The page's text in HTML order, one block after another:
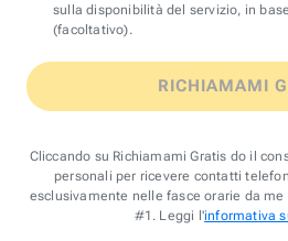
sulla disponibilità del servizio, in
(facoltativo).
RICHIAMAMI
Cliccando su Richiamami Gratis do il
personali per ricevere contatti
esclusivamente nelle fasce orarie da
#1. Leggi l'informativa